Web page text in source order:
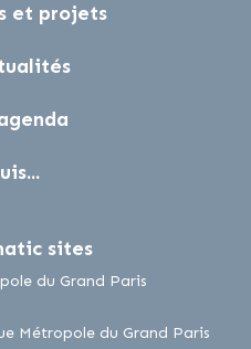
et projets
sites
du Grand Paris
Métropole du Grand Parislien